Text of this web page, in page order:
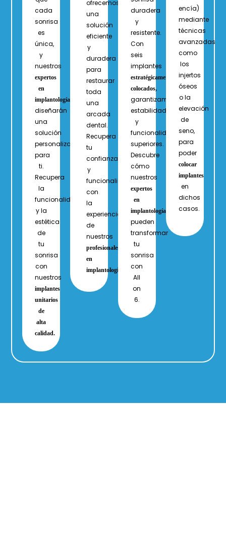
cada
sonrisa
es
única,
y
nuestros
expertos
en
implantología
diseñarán
una
solución
personalizada
para
ti.
Recupera
la
funcionalidad
y la
estética
de
tu
sonrisa
con
nuestros
implantes
unitarios
de
alta
calidad.
ofrecemos
una
solución
eficiente
y
duradera
para
restaurar
toda
una
arcada
dental.
Recupera
tu
confianza
y
funcionalidad
con
la
experiencia
de
nuestros
profesionales
en
implantología.
duradera
y
resistente.
Con
seis
implantes
estratégicamente
colocados,
garantizamos
estabilidad
y
funcionalidad
superiores.
Descubre
cómo
nuestros
expertos
en
implantología
pueden
transformar
tu
sonrisa
con
All
on
6.
encía)
mediante
técnicas
avanzadas
como
los
injertos
óseos
o la
elevación
de
seno,
para
poder
colocar
implantes
en
dichos
casos.